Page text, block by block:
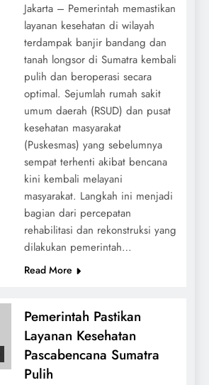
Jakarta – Pemerintah memastikan
layanan kesehatan di wilayah
terdampak banjir bandang dan
tanah longsor di Sumatra kembali
pulih dan beroperasi secara
optimal. Sejumlah rumah sakit
umum daerah (RSUD) dan pusat
kesehatan masyarakat
(Puskesmas) yang sebelumnya
sempat terhenti akibat bencana
kini kembali melayani
masyarakat. Langkah ini menjadi
bagian dari percepatan
rehabilitasi dan rekonstruksi yang
dilakukan pemerintah…
Read More
Pemerintah Pastikan
Layanan Kesehatan
Pascabencana Sumatra
Pulih